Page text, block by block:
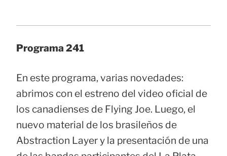
Programa 241
En este programa, varias novedades:
abrimos con el estreno del video oficial de
los canadienses de Flying Joe. Luego, el
nuevo material de los brasileños de
Abstraction Layer y la presentación de una